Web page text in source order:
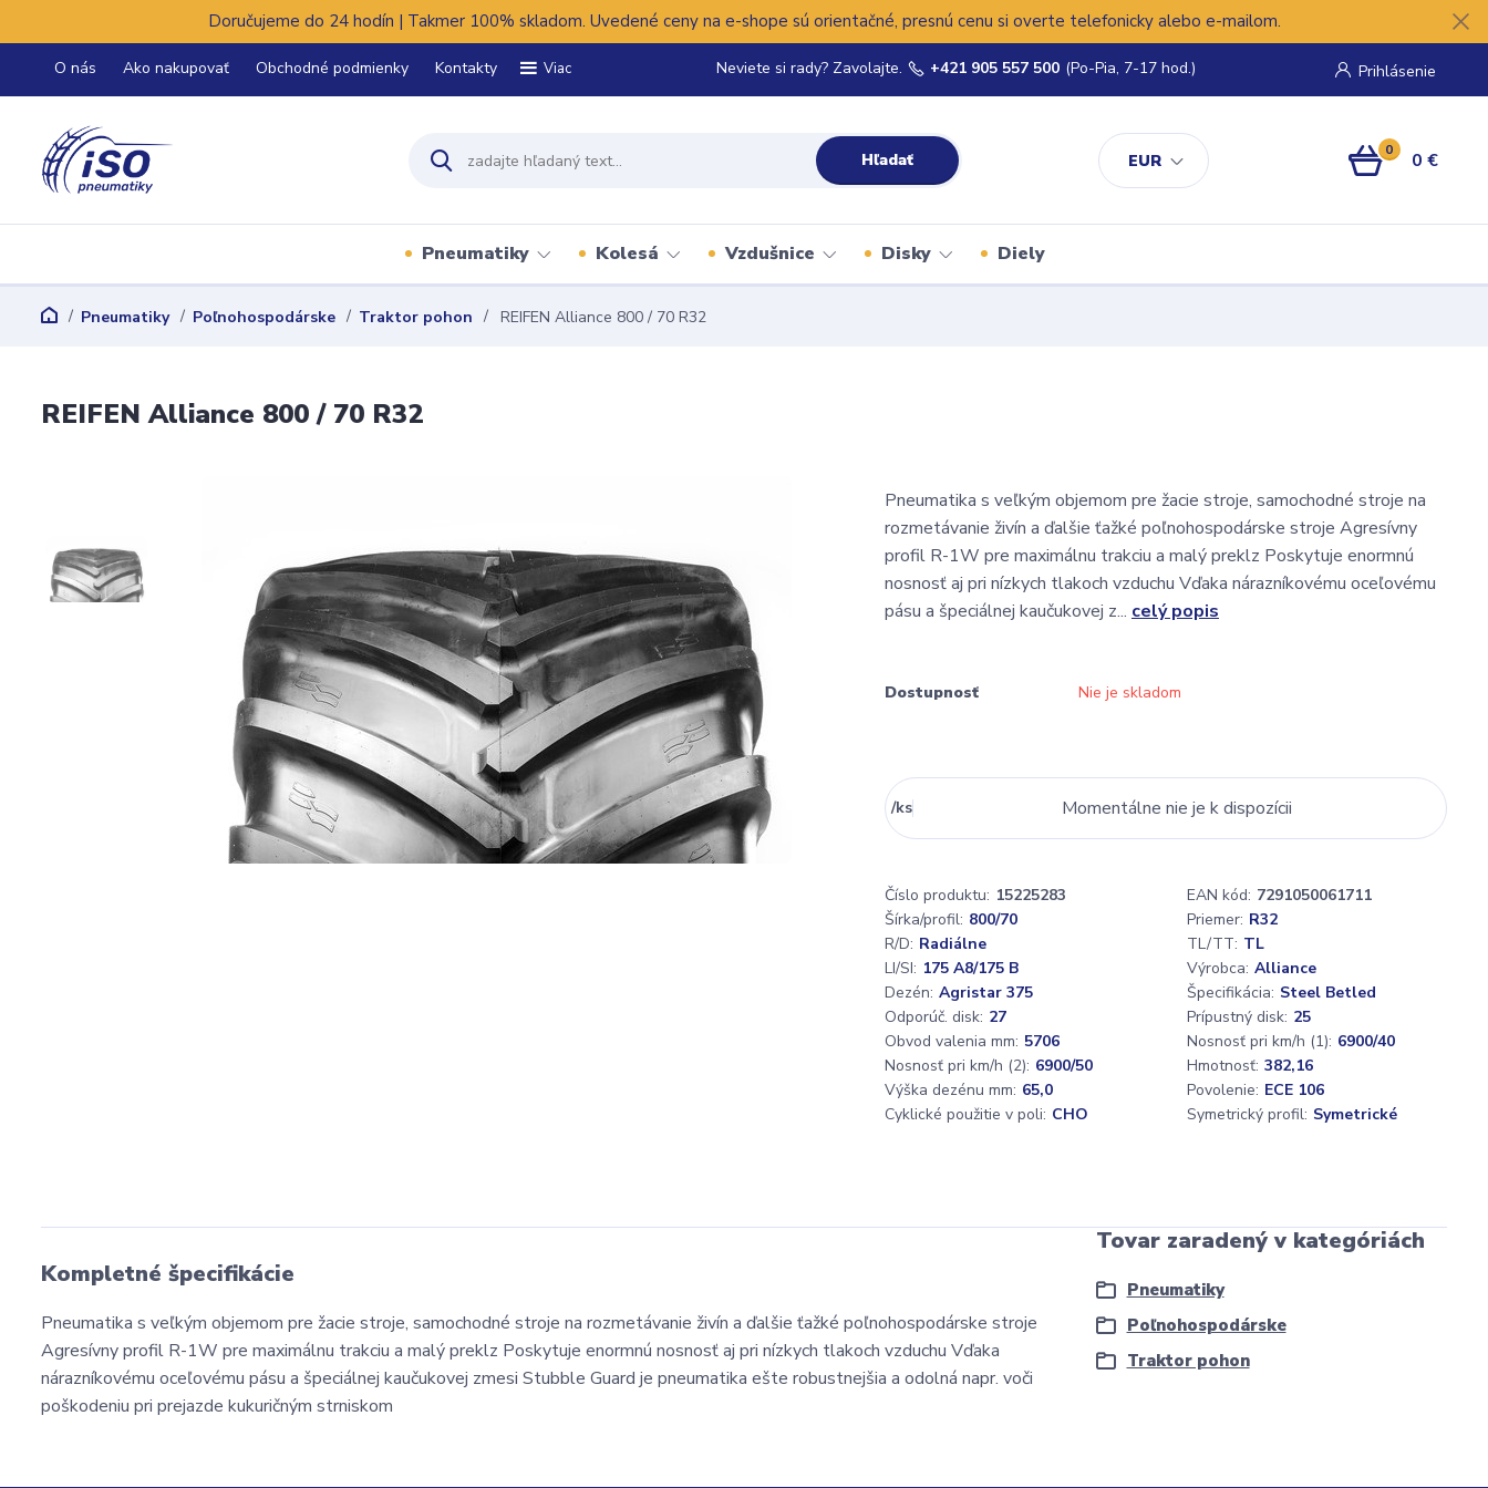
Doručujeme do 24 hodín | Takmer 100% skladom. Uvedené ceny na e-shope sú orientačné, presnú cenu si overte telefonicky alebo e-mailom.
O nás Ako nakupovať Obchodné podmienky Kontakty Viac
EUR
Prihlásenie
Hľadať
Neviete si rady? Zavolajte. +421 905 557 500 (Po-Pia, 7-17 hod.)
0 0 €
Pneumatiky Kolesá Vzdušnice Disky Diely
Pneumatiky Poľnohospodárske Traktor pohon REIFEN Alliance 800 / 70 R32
REIFEN Alliance 800 / 70 R32
Pneumatika s veľkým objemom pre žacie stroje, samochodné stroje na
rozmetávanie živín a ďalšie ťažké poľnohospodárske stroje Agresívny
profil R-1W pre maximálnu trakciu a malý preklz Poskytuje enormnú
nosnosť aj pri nízkych tlakoch vzduchu Vďaka nárazníkovému oceľovému
pásu a špeciálnej kaučukovej z... celý popis
Dostupnosť Nie je skladom
/ks Momentálne nie je k dispozícii
Číslo produktu: 15225283 EAN kód: 7291050061711
Šírka/profil: 800/70 Priemer: R32
R/D: Radiálne TL/TT: TL
LI/SI: 175 A8/175 B Výrobca: Alliance
Dezén: Agristar 375 Špecifikácia: Steel Betled
Odporúč. disk: 27 Prípustný disk: 25
Obvod valenia mm: 5706 Nosnosť pri km/h (1): 6900/40
Nosnosť pri km/h (2): 6900/50 Hmotnosť: 382,16
Výška dezénu mm: 65,0 Povolenie: ECE 106
Cyklické použitie v poli: CHO Symetrický profil: Symetrické
Kompletné špecifikácie
Pneumatika s veľkým objemom pre žacie stroje, samochodné stroje na rozmetávanie živín a ďalšie ťažké poľnohospodárske stroje
Agresívny profil R-1W pre maximálnu trakciu a malý preklz Poskytuje enormnú nosnosť aj pri nízkych tlakoch vzduchu Vďaka
nárazníkovému oceľovému pásu a špeciálnej kaučukovej zmesi Stubble Guard je pneumatika ešte robustnejšia a odolná napr. voči
poškodeniu pri prejazde kukuričným strniskom
Tovar zaradený v kategóriách
Pneumatiky
Poľnohospodárske
Traktor pohon